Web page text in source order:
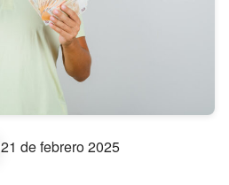
21 de febrero 2025